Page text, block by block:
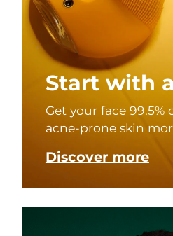
Start with
Get your face 99.5%
acne-prone skin
Discover more